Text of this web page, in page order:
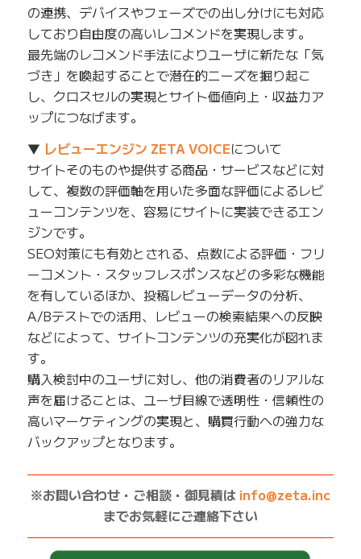
の連携、デバイスやフェーズでの出し分けにも対応
しており自由度の高いレコメンドを実現します。
最先端のレコメンド手法によりユーザに新たな「気
づき」を喚起することで潜在的ニーズを掘り起こ
し、クロスセルの実現とサイト価値向上・収益力ア
ップにつなげます。
▼ レビューエンジン ZETA VOICEについて
サイトそのものや提供する商品・サービスなどに対
して、複数の評価軸を用いた多面な評価によるレビ
ューコンテンツを、容易にサイトに実装できるエン
ジンです。
SEO対策にも有効とされる、点数による評価・フリ
ーコメント・スタッフレスポンスなどの多彩な機能
を有しているほか、投稿レビューデータの分析、
A/Bテストでの活用、レビューの検索結果への反映
などによって、サイトコンテンツの充実化が図れま
す。
購入検討中のユーザに対し、他の消費者のリアルな
声を届けることは、ユーザ目線で透明性・信頼性の
高いマーケティングの実現と、購買行動への強力な
バックアップとなります。
※お問い合わせ・ご相談・御見積は info@zeta.inc
までお気軽にご連絡下さい